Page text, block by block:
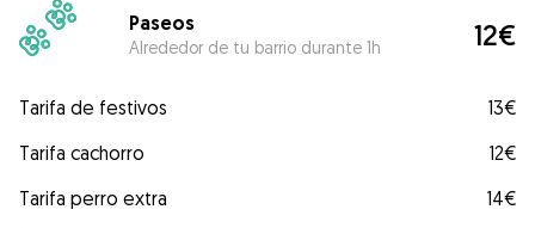
Paseos
Alrededor de tu barrio durante 1h 12€
Tarifa de festivos
13€
Tarifa cachorro
12€
Tarifa perro extra
14€